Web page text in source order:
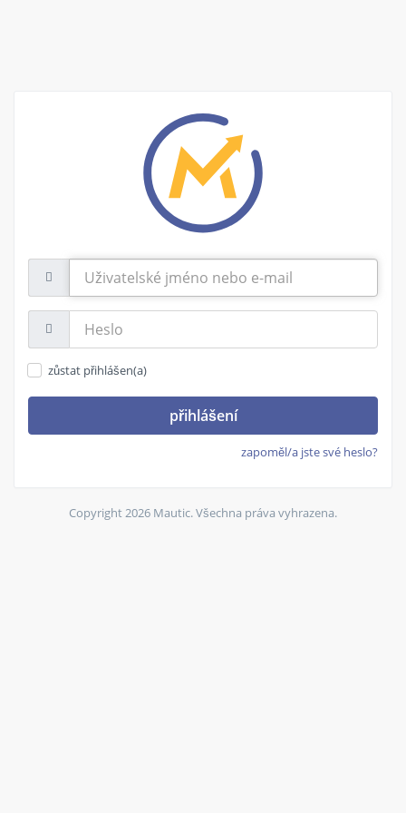
jméno
nebo
e-
mail
zůstat přihlášen(a)
přihlášení
zapoměl/a jste své heslo?
Copyright 2026 Mautic. Všechna práva vyhrazena.